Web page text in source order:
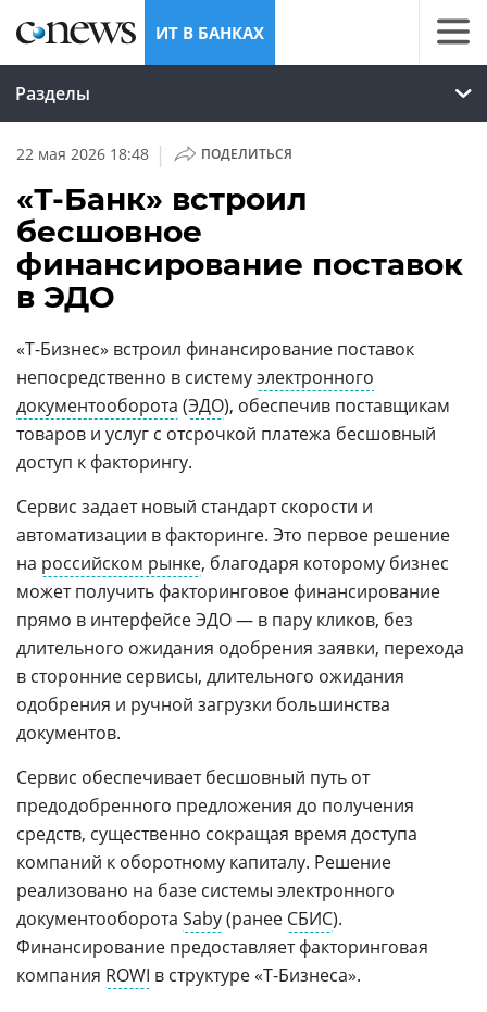
ИТ В БАНКАХ
Разделы
22 мая 2026 18:48 | ПОДЕЛИТЬСЯ
«Т-Банк» встроил
бесшовное
финансирование поставок
в ЭДО
«Т-Бизнес» встроил финансирование поставок
непосредственно в системуэлектронного
документооборота (ЭДО), обеспечив поставщикам
товаров и услуг с отсрочкой платежа бесшовный
доступ к факторингу.
Сервис задает новый стандарт скорости и
автоматизации в факторинге. Это первое решение
на российском рынке, благодаря которому бизнес
может получить факторинговое финансирование
прямо в интерфейсе ЭДО — в пару кликов, без
длительного ожидания одобрения заявки, перехода
в сторонние сервисы, длительного ожидания
одобрения и ручной загрузки большинства
документов.
Сервис обеспечивает бесшовный путь от
предодобренного предложения до получения
средств, существенно сокращая время доступа
компаний к оборотному капиталу. Решение
реализовано на базе системы электронного
документооборота Saby(ранее СБИС).
Финансирование предоставляет факторинговая
компания ROWI в структуре «Т-Бизнеса».